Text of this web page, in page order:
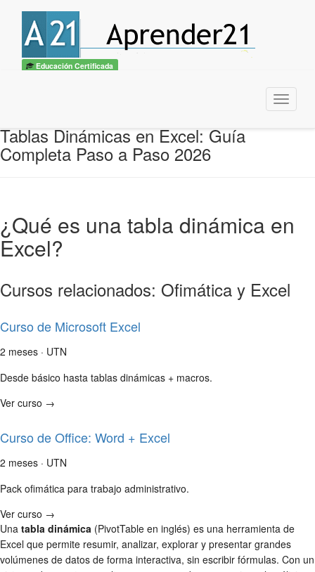
Educación Certificada
Menu
Tablas Dinámicas en Excel: Guía
Completa Paso a Paso 2026
¿Qué es una tabla dinámica en
Excel?
Cursos relacionados: Ofimática y Excel
Curso de Microsoft Excel
2 meses · UTN
Desde básico hasta tablas dinámicas + macros.
Ver curso →
Curso de Office: Word + Excel
2 meses · UTN
Pack ofimática para trabajo administrativo.
Ver curso →
Una tabla dinámica (PivotTable en inglés) es una herramienta de
Excel que permite resumir, analizar, explorar y presentar grandes
volúmenes de datos de forma interactiva, sin escribir fórmulas. Con un